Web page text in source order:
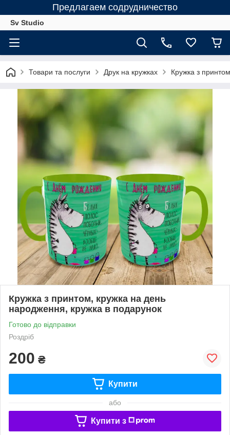
Предлагаем содрудничество
Sv Studio
Товари та послуги Друк на кружках Кружка з
Кружка з принтом, кружка на день
народження, кружка в подарунок
Готово до відправки
Роздріб
200 ₴
Купити
або
Купити з